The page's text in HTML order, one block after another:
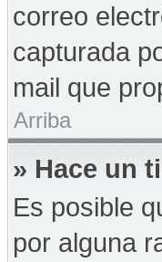
correo
capturada
mail que
Arriba
» Hace un
Es posible
por alguna